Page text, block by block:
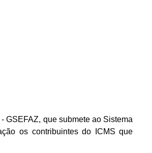
GSEFAZ, que submete ao Sistema
os contribuintes do ICMS que